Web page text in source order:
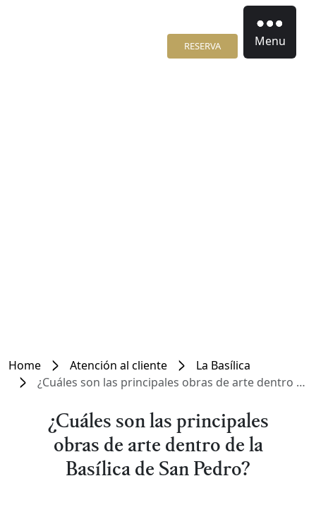
RESERVA Menu
Home Atención al cliente
La Basílica
¿Cuáles son las principales obras de arte dentro de la Basílica de San Pedro?
¿Cuáles son las principales
obras de arte dentro de la
Basílica de San Pedro?